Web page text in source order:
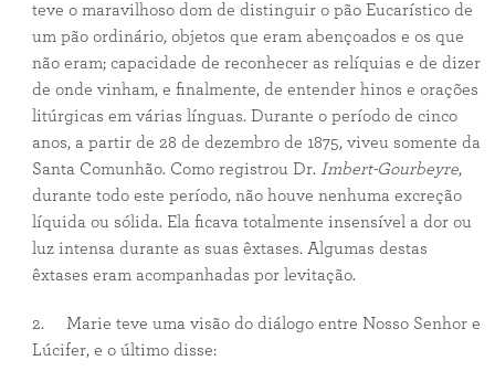
teve o maravilhoso dom de distinguir o pão Eucarístico de
um pão ordinário, objetos que eram abençoados e os que
não eram; capacidade de reconhecer as relíquias e de dizer
de onde vinham, e finalmente, de entender hinos e orações
litúrgicas em várias línguas. Durante o período de cinco
anos, a partir de 28 de dezembro de 1875, viveu somente da
Santa Comunhão. Como registrou Dr. Imbert-Gourbeyre,
durante todo este período, não houve nenhuma excreção
líquida ou sólida. Ela ficava totalmente insensível a dor ou
luz intensa durante as suas êxtases. Algumas destas
êxtases eram acompanhadas por levitação.
2. Marie teve uma visão do diálogo entre Nosso Senhor e
Lúcifer, e o último disse: